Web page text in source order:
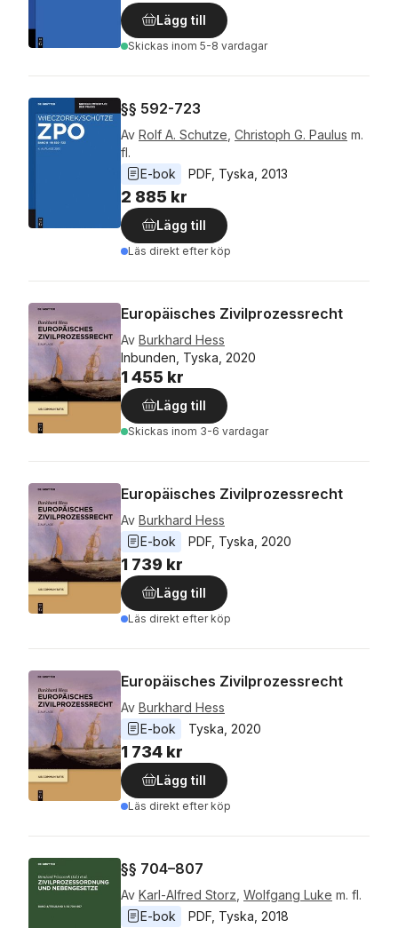
Lägg till
Skickas inom 5-8 vardagar
§§ 592-723
Av Rolf A. Schutze Christoph G. Paulus m.
fl.
E-bok
PDF Tyska 2013
2 885 kr
Lägg till
Läs direkt efter köp
Europäisches Zivilprozessrecht
Av Burkhard Hess
Inbunden, Tyska, 2020
1 455 kr
Lägg till
Skickas inom 3-6 vardagar
Europäisches Zivilprozessrecht
Av Burkhard Hess
E-bok
PDF Tyska 2020
1 739 kr
Lägg till
Läs direkt efter köp
Europäisches Zivilprozessrecht
Av Burkhard Hess
E-bok
Tyska 2020
1 734 kr
Lägg till
Läs direkt efter köp
§§ 704–807
Av Karl-Alfred Storz Wolfgang Luke m. fl.
E-bok
PDF Tyska 2018